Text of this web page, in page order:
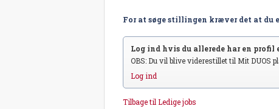
For at søge stillingen kræver det at du
Log ind hvis du allerede har en profil
OBS: Du vil blive viderestillet til Mit DUOS
Log ind
Tilbage til Ledige jobs